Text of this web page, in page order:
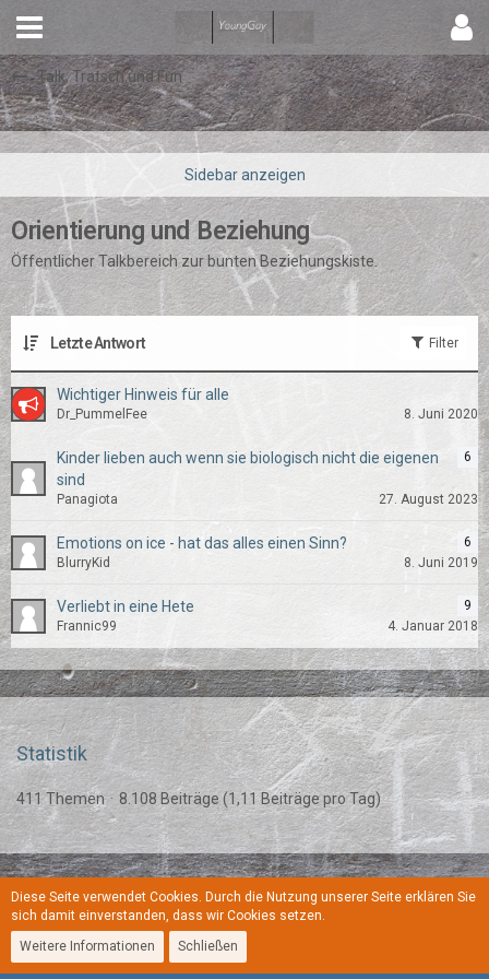
Talk, Tratsch und Fun
Orientierung und Beziehung
Öffentlicher Talkbereich zur bunten Beziehungskiste.
Letzte Antwort Filter
Wichtiger Hinweis für alle
Dr_PummelFee 8. Juni 2020
Kinder lieben auch wenn sie biologisch nicht die eigenen
sind
6
Panagiota 27. August 2023
Emotions on ice - hat das alles einen Sinn?
6
BlurryKid
8. Juni 2019
Verliebt in eine Hete
9
Frannic99
4. Januar 2018
Statistik
411 Themen 8.108 Beiträge (1,11 Beiträge pro Tag)
Regeln Datenschutzerklärung Kontakt
Stil:YoungGay
Diese Seite verwendet Cookies. Durch die Nutzung unserer Seite erklären Sie
sich damit einverstanden, dass wir Cookies setzen.
Weitere Informationen
Schließen